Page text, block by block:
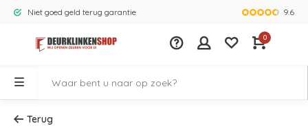
Niet goed geld terug garantie Grootste
9.6
0
Terug